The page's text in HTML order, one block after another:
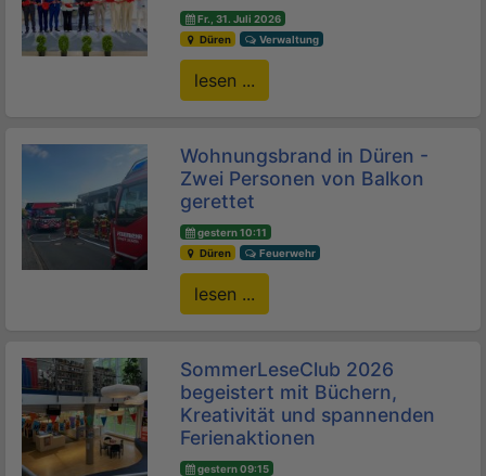
Fr., 31. Juli 2026
Düren
Verwaltung
lesen ...
Wohnungsbrand in Düren -
Zwei Personen von Balkon
gerettet
gestern 10:11
Düren
Feuerwehr
lesen ...
SommerLeseClub 2026
begeistert mit Büchern,
Kreativität und spannenden
Ferienaktionen
gestern 09:15